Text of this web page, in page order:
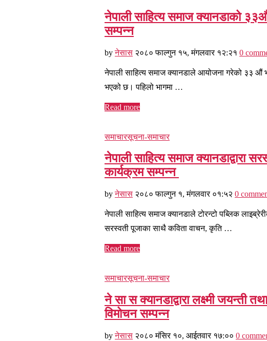
नेपाली साहित्य समाज क्यानडाको
सम्पन्न
byनेसास २०८० फाल्गुन १५, मंगलवार १२:२१ 0
नेपाली साहित्य समाज क्यानडाले आयोजना गरेको ३३ औं
भएको छ। पहिलो भागमा …
Read more
समाचारसूचना-समाचार
नेपाली साहित्य समाज क्यानडाद्वारा
कार्यक्रम सम्पन्न
byनेसास २०८० फाल्गुन १, मंगलवार ०१:५२ 0
नेपाली साहित्य समाज क्यानडाले टोरन्टो पब्लिक
सरस्वती पूजाका साथै कविता वाचन, कृति …
Read more
समाचारसूचना-समाचार
ने सा स क्यानडाद्वारा लक्ष्मी जयन्ती
विमोचन सम्पन्न
byनेसास २०८० मंसिर १०, आईतवार १७:०० 0